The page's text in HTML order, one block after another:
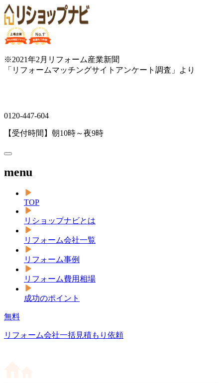
※2021年2月リフォーム産業新聞
「リフォームマッチングサイトアンケート調査」より
0120-447-604
【受付時間】朝10時～夜9時
menu
TOP
リショップナビとは
リフォーム会社一覧
リフォーム事例
リフォーム費用相場
成功のポイント
無料
リフォーム会社一括見積もり依頼